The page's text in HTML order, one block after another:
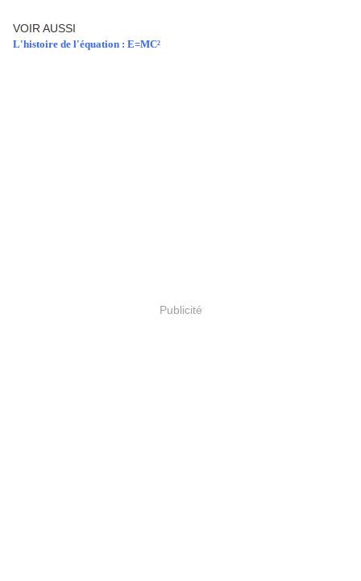
VOIR AUSSI
L'histoire de l'équation : E=MC²
Publicité